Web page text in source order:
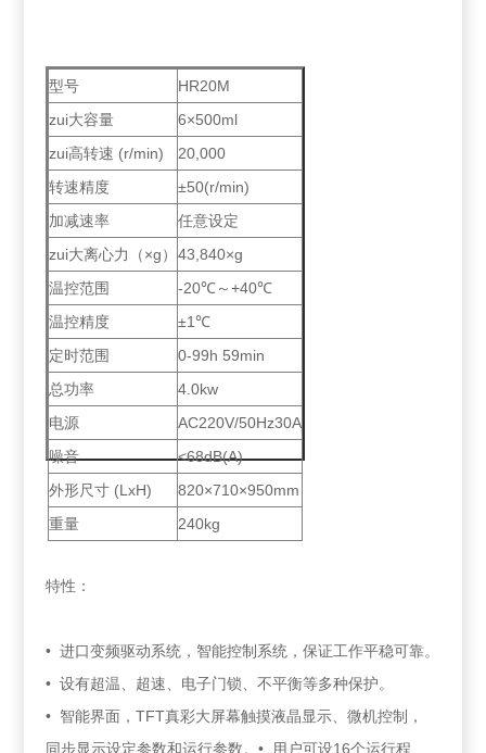
型号
HR20M
zui大容量
6×500ml
zui高转速 (r/min)
20,000
转速精度
±50(r/min)
加减速率
任意设定
zui大离心力（×g） 43,840×g
温控范围
-20℃～+40℃
温控精度
±1℃
定时范围
0-99h 59min
总功率
4.0kw
电源
AC220V/50Hz30A
噪音
<68dB(A)
外形尺寸 (LxH)
820×710×950mm
重量
240kg
特性：
• 进口变频驱动系统，智能控制系统，保证工作平稳可靠。
• 设有超温、超速、电子门锁、不平衡等多种保护。
• 智能界面，TFT真彩大屏幕触摸液晶显示、微机控制，
同步显示设定参数和运行参数。• 用户可设16个运行程